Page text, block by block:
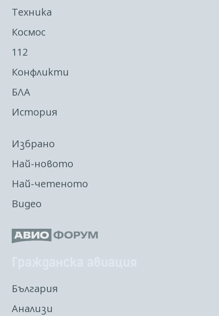
Техника
Космос
112
Конфликти
БЛА
История
Избрано
Най-новото
Най-четеното
Видео
България
Анализи